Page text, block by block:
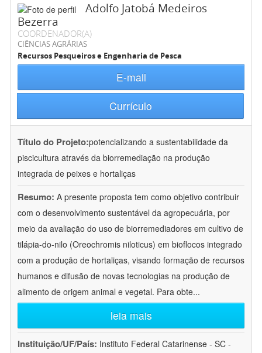
Adolfo Jatobá Medeiros
Bezerra
COORDENADOR(A)
CIÊNCIAS AGRÁRIAS
Recursos Pesqueiros e Engenharia de Pesca
E-mail
Currículo
Título do Projeto:potencializando a sustentabilidade da
piscicultura através da biorremediação na produção
integrada de peixes e hortaliças
Resumo: A presente proposta tem como objetivo contribuir
com o desenvolvimento sustentável da agropecuária, por
meio da avaliação do uso de biorremediadores em cultivo de
tilápia-do-nilo (Oreochromis niloticus) em bioflocos integrado
com a produção de hortaliças, visando formação de recursos
humanos e difusão de novas tecnologias na produção de
alimento de origem animal e vegetal. Para obte...
leia mais
Instituição/UF/País: Instituto Federal Catarinense - SC -